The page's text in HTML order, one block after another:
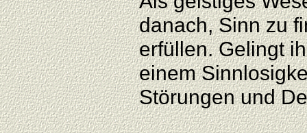
danach, Sinn zu
erfüllen. Gelingt
einem
Störungen und